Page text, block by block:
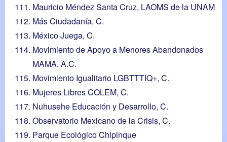
Mauricio Méndez Santa Cruz, LAOMS de la UNAM
Más Ciudadanía, C.
México Juega, C.
Movimiento de Apoyo a Menores Abandonados
MAMA, A.C.
Movimiento Igualitario LGBTTTIQ+, C.
Mujeres Libres COLEM, C.
Nuhusehe Educación y Desarrollo, C.
Observatorio Mexicano de la Crisis, C.
Parque Ecológico Chipinque